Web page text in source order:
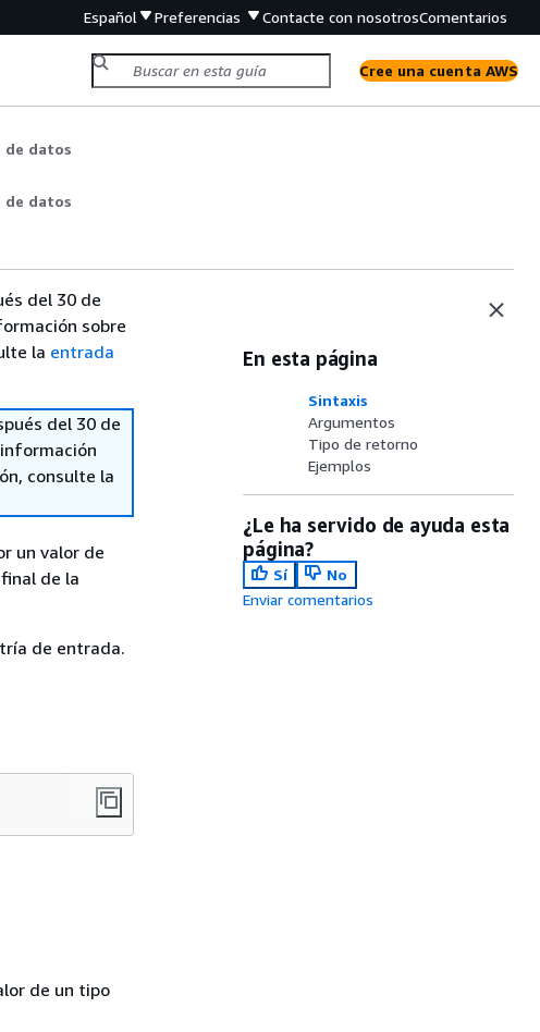
Español Preferencias Contacte con nosotrosComentarios
Cree una cuenta AWS
de datos
de datos
del 30 de
sobre
la entrada
del 30 de
consulte la
un valor de
de la
de entrada.
de un tipo
En esta página
Sintaxis
Argumentos
Tipo de retorno
Ejemplos
¿Le ha servido de ayuda esta
página?
Sí
No
Enviar comentarios